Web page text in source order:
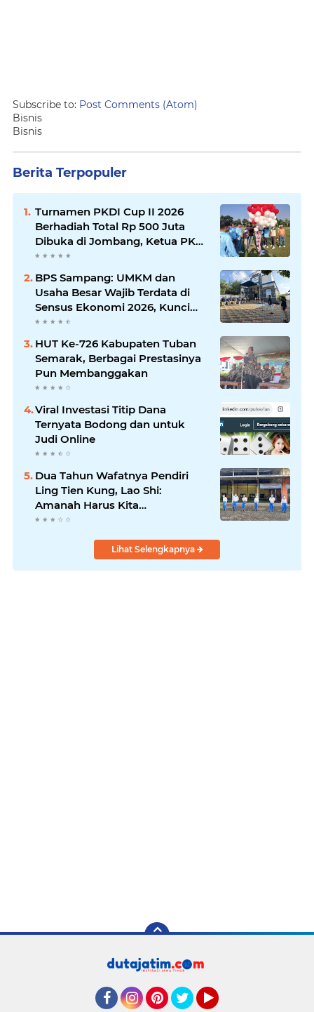
Subscribe to: Post Comments (Atom)
Bisnis
Bisnis
Berita Terpopuler
Turnamen PKDI Cup II 2026
Berhadiah Total Rp 500 Juta
Dibuka di Jombang, Ketua PKDI
Jatim Syaifullah Mahdi: Ajang
Komunikasi Antar-Kades untuk
Memajukan Desa
BPS Sampang: UMKM dan
Usaha Besar Wajib Terdata di
Sensus Ekonomi 2026, Kunci
Kebijakan Tepat Sasaran
HUT Ke-726 Kabupaten Tuban
Semarak, Berbagai Prestasinya
Pun Membanggakan
Viral Investasi Titip Dana
Ternyata Bodong dan untuk
Judi Online
Dua Tahun Wafatnya Pendiri
Ling Tien Kung, Lao Shi:
Amanah Harus Kita
Laksanakan!
Lihat Selengkapnya